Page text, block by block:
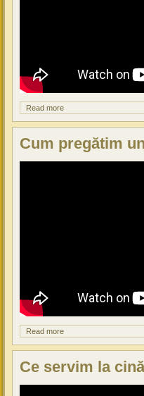
Read more
Cum pregătim
Read more
Ce servim la